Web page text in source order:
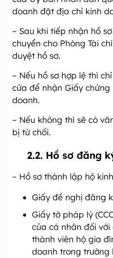
doanh đặt địa chỉ kinh
– Sau khi tiếp nhận hồ
chuyển cho Phòng Tài
duyệt hồ sơ.
– Nếu hồ sơ hợp lệ thì
cửa để nhận Giấy
doanh.
– Nếu không thì sẽ có
bị từ chối.
2.2. Hồ sơ đăng
– Hồ sơ thành lập hộ
Giấy đề nghị đăng
Giấy tờ pháp lý
của cá nhân đối với
thành viên hộ gia
doanh trong trường